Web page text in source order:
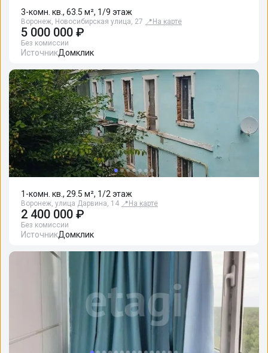
3-комн. кв., 63.5 м², 1/9 этаж
Воронеж, Новосибирская улица, 27 📍 На карте
5 000 000 ₽
Без комиссии
ИсточникДомклик
1-комн. кв., 29.5 м², 1/2 этаж
Воронеж, улица Дарвина, 14 📍 На карте
2 400 000 ₽
Без комиссии
ИсточникДомклик